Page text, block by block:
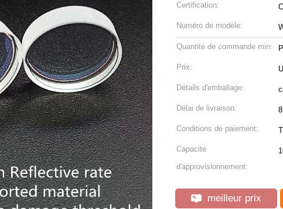
Certification:
Numéro de modèle:
Quantité de commande min:
Prix:
Détails d'emballage:
Délai de livraison:
Conditions de paiement:
Capacité
d'approvisionnement:
meilleur prix